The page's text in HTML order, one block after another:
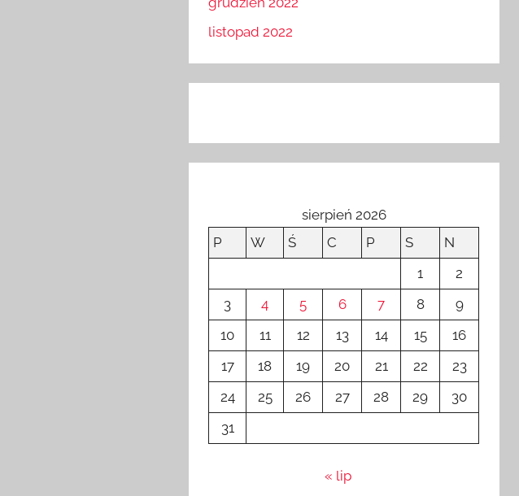
listopad 2022
sierpień 2026
P
W Ś C P S
N
1
2
3
4 5 6 7 8
9
10
11 12 13 14 15
16
17
18 19 20 21 22
23
24
25 26 27 28 29
30
31
« lip